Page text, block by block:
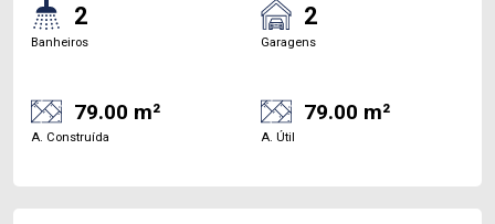
2
Banheiros
2
Garagens
79.00 m²
A. Construída
79.00 m²
A. Útil